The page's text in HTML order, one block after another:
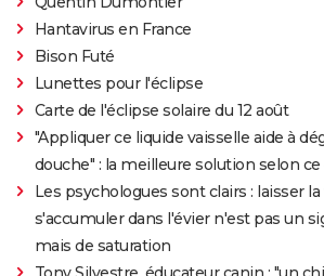
Hantavirus en France
Bison Futé
Lunettes pour l'éclipse
Carte de l'éclipse solaire du 12 août
"Appliquer ce liquide vaisselle aide à
douche" : la meilleure solution selon
Les psychologues sont clairs : laisser la
s'accumuler dans l'évier n'est pas un
mais de saturation